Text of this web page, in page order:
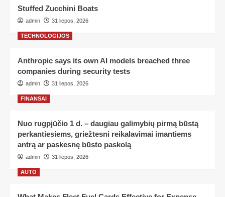
Stuffed Zucchini Boats
admin 31 liepos, 2026
TECHNOLOGIJOS
Anthropic says its own AI models breached three
companies during security tests
admin 31 liepos, 2026
FINANSAI
Nuo rugpjūčio 1 d. – daugiau galimybių pirmą būstą
perkantiesiems, griežtesni reikalavimai imantiems
antrą ar paskesnę būsto paskolą
admin 31 liepos, 2026
AUTO